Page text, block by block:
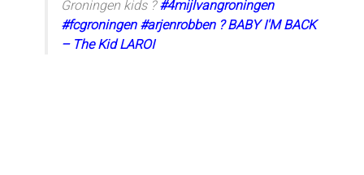
Groningen kids ?#4mijlvangroningen
#fcgroningen #arjenrobben ? BABY I'M BACK
– The Kid LAROI